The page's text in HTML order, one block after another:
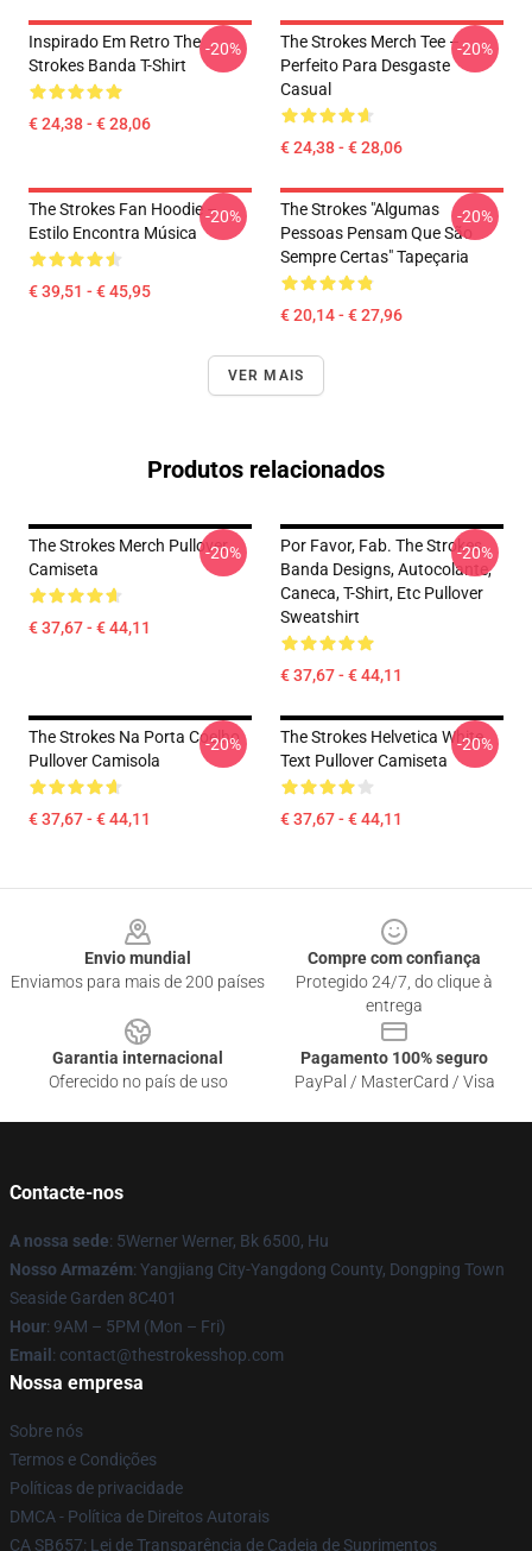
Inspirado Em Retro The
Strokes Banda T-Shirt
€ 24,38 - € 28,06
-20%
The Strokes Merch Tee –
Perfeito Para Desgaste
Casual
€ 24,38 - € 28,06
-20%
The Strokes Fan Hoodie –
Estilo Encontra Música
€ 39,51 - € 45,95
-20%
The Strokes "Algumas
Pessoas Pensam Que São
Sempre Certas" Tapeçaria
€ 20,14 - € 27,96
-20%
VER MAIS
Produtos relacionados
The Strokes Merch Pullover
Camiseta
€ 37,67 - € 44,11
-20%
Por Favor, Fab. The Strokes
Banda Designs, Autocolante,
Caneca, T-Shirt, Etc Pullover
Sweatshirt
€ 37,67 - € 44,11
-20%
The Strokes Na Porta Coelho
Pullover Camisola
€ 37,67 - € 44,11
-20%
The Strokes Helvetica White
Text Pullover Camiseta
€ 37,67 - € 44,11
-20%
Envio mundial
Enviamos para mais de 200 países
Compre com confiança
Protegido 24/7, do clique à
entrega
Garantia internacional
Oferecido no país de uso
Pagamento 100% seguro
PayPal / MasterCard / Visa
Contacte-nos
A nossa sede: 5Werner Werner, Bk 6500, Hu
Nosso Armazém: Yangjiang City-Yangdong County, Dongping Town
Seaside Garden 8C401
Hour: 9AM – 5PM (Mon – Fri)
Email : contact@thestrokesshop.com
Nossa empresa
Sobre nós
Termos e Condições
Políticas de privacidade
DMCA - Política de Direitos Autorais
CA SB657: Lei de Transparência de Cadeia de Suprimentos